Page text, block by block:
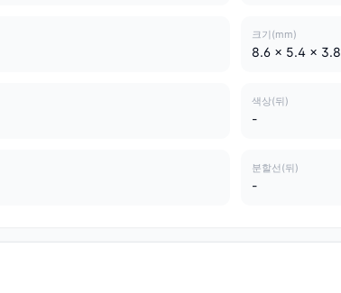
크기(mm)
8.6 x 5.4 x 3.8
색상(뒤)
-
분할선(뒤)
-